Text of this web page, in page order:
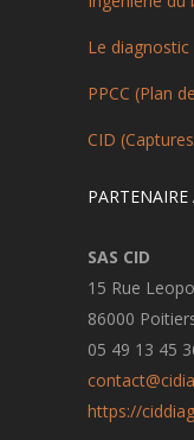
Le
PPCC (Plan
CID
SAS CID
15 Rue
86000
05 49 13 45
https://